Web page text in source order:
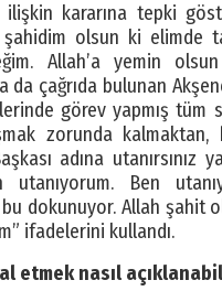
kararına tepki
olsun ki elimde
Allah’a yemin
da çağrıda bulunan
görev yapmış tüm
zorunda
adına utanırsınız
utanıyorum. Ben
bu dokunuyor. Allah şahit
ifadelerini kullandı.
etmek nasıl